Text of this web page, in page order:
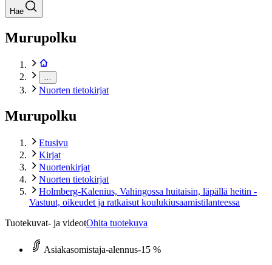
Hae
Murupolku
Nuorten tietokirjat
Murupolku
Etusivu
Kirjat
Nuortenkirjat
Nuorten tietokirjat
Holmberg-Kalenius, Vahingossa huitaisin, läpällä heitin -
Vastuut, oikeudet ja ratkaisut koulukiusaamistilanteessa
Tuotekuvat- ja videotOhita tuotekuva
Asiakasomistaja-alennus-15 %